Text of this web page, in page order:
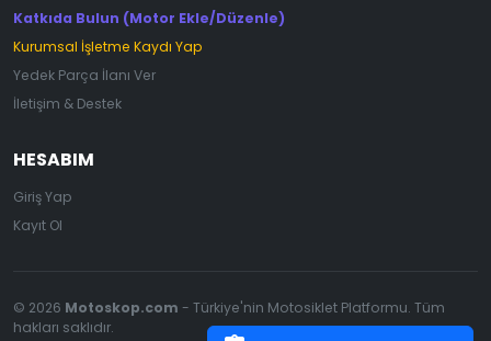
Katkıda Bulun (Motor Ekle/Düzenle)
Kurumsal İşletme Kaydı Yap
Yedek Parça İlanı Ver
İletişim & Destek
HESABIM
Giriş Yap
Kayıt Ol
© 2026 Motoskop.com - Türkiye'nin Motosiklet Platformu. Tüm
hakları saklıdır.